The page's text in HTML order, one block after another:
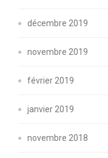
décembre 2019
novembre 2019
février 2019
janvier 2019
novembre 2018